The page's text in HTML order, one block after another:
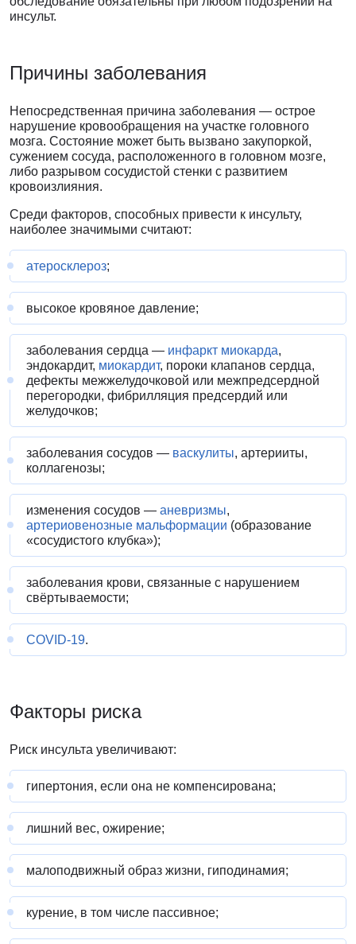
инсульт.
Причины заболевания
Непосредственная причина заболевания — острое
нарушение кровообращения на участке головного
мозга. Состояние может быть вызвано закупоркой,
сужением сосуда, расположенного в головном мозге,
либо разрывом сосудистой стенки с развитием
кровоизлияния.
Среди факторов, способных привести к инсульту,
наиболее значимыми считают:
атеросклероз;
высокое кровяное давление;
заболевания сердца — инфаркт миокарда,
эндокардит, миокардит, пороки клапанов сердца,
дефекты межжелудочковой или межпредсердной
перегородки, фибрилляция предсердий или
желудочков;
заболевания сосудов — васкулиты, артерииты,
коллагенозы;
изменения сосудов — аневризмы,
артериовенозные мальформации (образование
«сосудистого клубка»);
заболевания крови, связанные с нарушением
свёртываемости;
COVID-19.
Факторы риска
Риск инсульта увеличивают:
гипертония, если она не компенсирована;
лишний вес, ожирение;
малоподвижный образ жизни, гиподинамия;
курение, в том числе пассивное;